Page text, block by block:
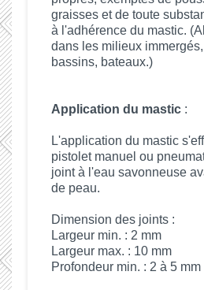
graisses et de toute
à l'adhérence du mastic.
dans les milieux
bassins, bateaux.)
Application du mastic :
L'application du mastic
pistolet manuel ou
joint à l'eau savonneuse
de peau.
Dimension des joints :
Largeur min. : 2 mm
Largeur max. : 10 mm
Profondeur min. : 2 à 5 mm